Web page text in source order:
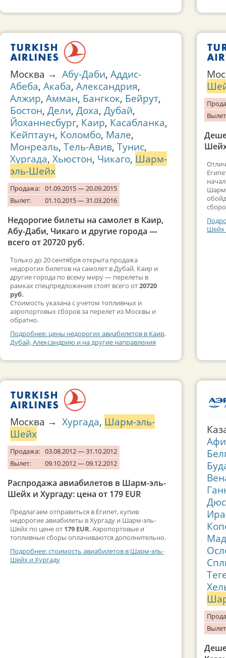
Москва → Абу-Даби, Аддис-
Абеба, Акаба, Александрия,
Алжир, Амман, Бангкок, Бейрут,
Бостон, Дели, Доха, Дубай,
Йоханнесбург, Каир, Касабланка,
Кейптаун, Коломбо, Мале,
Монреаль, Тель-Авив, Тунис,
Хургада, Хьюстон, Чикаго, Шарм-
эль-Шейх
Продажа: 01.09.2015 — 20.09.2015
Вылет:
01.10.2015 — 31.03.2016
Недорогие билеты на самолет в Каир,
Абу-Даби, Чикаго и другие города —
всего от 20720 руб.
Только до 20 сентября открыта продажа
недорогих билетов на самолет в Дубай, Каир и
другие города по всему миру — перелеты в
рамках спецпредложения стоят всего от20720
руб.
Стоимость указана с учетом топливных и
аэропортовых сборов за перелет из Москвы и
обратно.
Подробнее: цены недорогих авиабилетов в Каир,
Дубай, Александрию и на другие направления
Москва → Хургада, Шарм-эль-
Шейх
Продажа: 03.08.2012 — 31.10.2012
Вылет:
09.10.2012 — 09.12.2012
Распродажа авиабилетов в Шарм-эль-
Шейх и Хургаду: цена от 179 EUR
Предлагаем отправиться в Египет, купив
недорогие авиабилеты в Хургаду и Шарм-эль-
Шейх по цене от 179 EUR. Аэропортовые и
топливные сборы оплачиваются дополнительно.
Подробнее: стоимость авиабилетов в Шарм-эль-
Шейх и Хургаду
Шейх
Шейх